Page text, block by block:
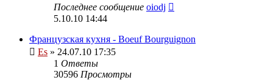
Последнее сообщение oiodj
5.10.10 14:44
Французская кухня - Boeuf Bourguignon
Es » 24.07.10 17:35
1 Ответы
30596 Просмотры